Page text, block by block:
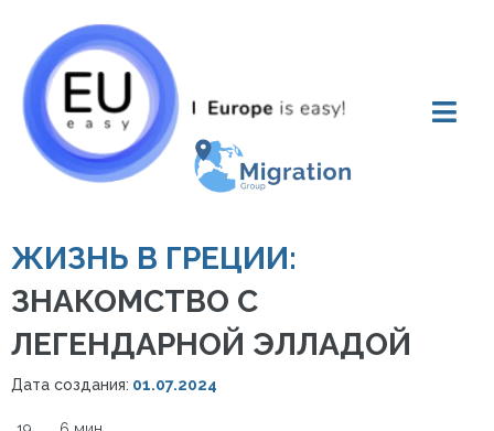
ЖИЗНЬ В ГРЕЦИИ:
ЗНАКОМСТВО С
ЛЕГЕНДАРНОЙ ЭЛЛАДОЙ
Дата создания: 01.07.2024